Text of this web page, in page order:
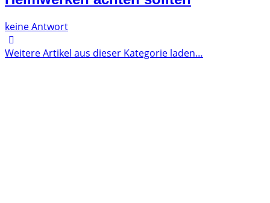
keine Antwort
Weitere Artikel aus dieser Kategorie laden…